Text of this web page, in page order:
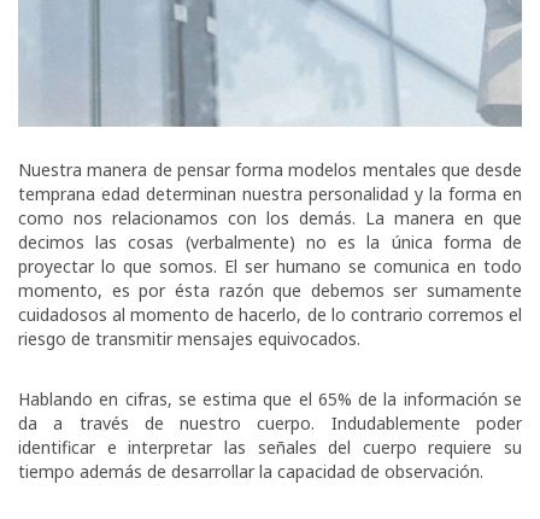
Nuestra manera de pensar forma modelos mentales que desde
temprana edad determinan nuestra personalidad y la forma en
como nos relacionamos con los demás. La manera en que
decimos las cosas (verbalmente) no es la única forma de
proyectar lo que somos. El ser humano se comunica en todo
momento, es por ésta razón que debemos ser sumamente
cuidadosos al momento de hacerlo, de lo contrario corremos el
riesgo de transmitir mensajes equivocados.
Hablando en cifras, se estima que el 65% de la información se
da a través de nuestro cuerpo. Indudablemente poder
identificar e interpretar las señales del cuerpo requiere su
tiempo además de desarrollar la capacidad de observación.